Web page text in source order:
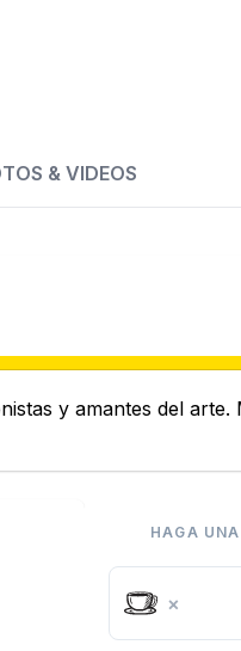
& VIDEOS
y amantes del arte.
HAGA
×